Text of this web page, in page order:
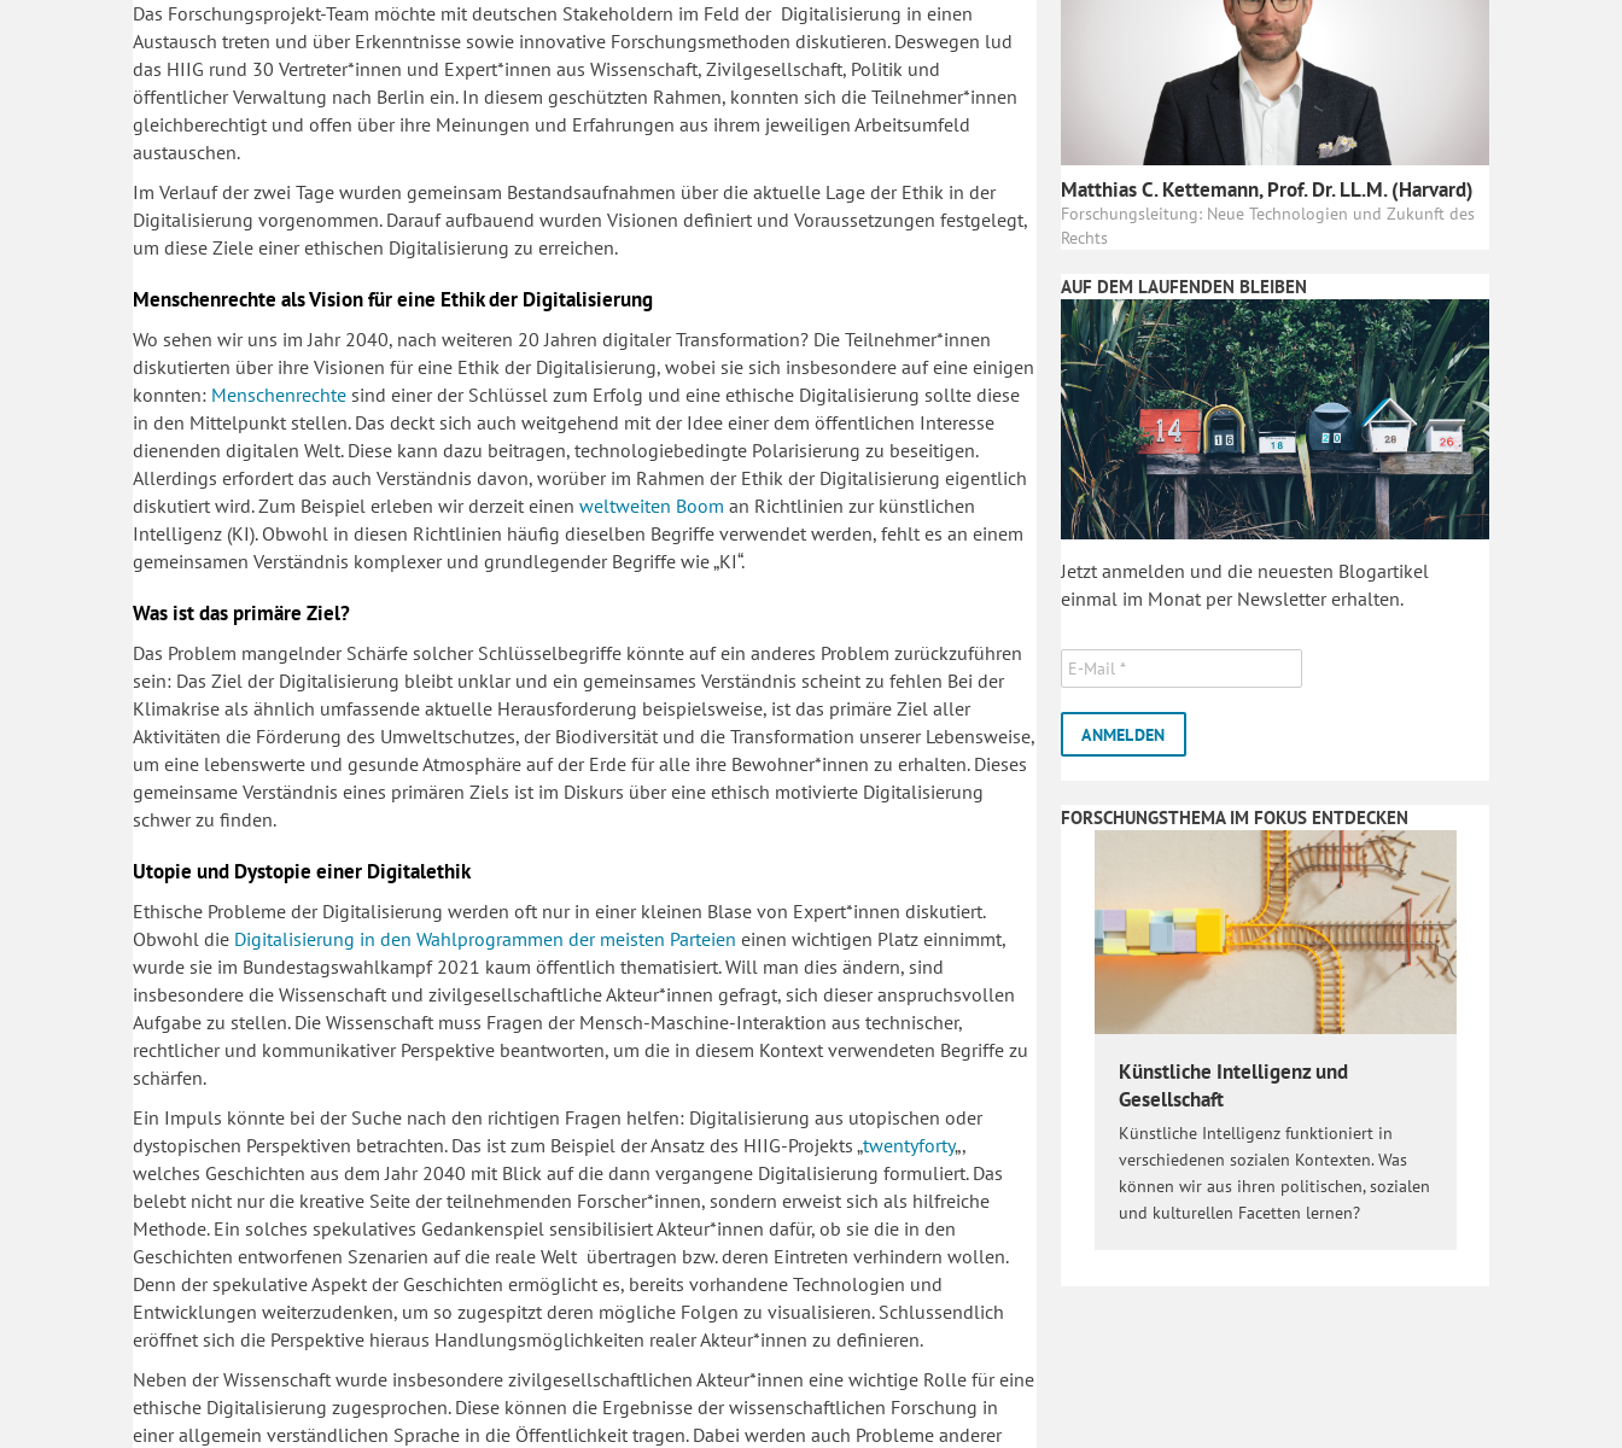
Das Forschungsprojekt-Team möchte mit deutschen Stakeholdern im Feld der Digitalisierung in einen
Austausch treten und über Erkenntnisse sowie innovative Forschungsmethoden diskutieren. Deswegen lud
das HIIG rund 30 Vertreter*innen und Expert*innen aus Wissenschaft, Zivilgesellschaft, Politik und
öffentlicher Verwaltung nach Berlin ein. In diesem geschützten Rahmen, konnten sich die Teilnehmer*innen
gleichberechtigt und offen über ihre Meinungen und Erfahrungen aus ihrem jeweiligen Arbeitsumfeld
austauschen.
Im Verlauf der zwei Tage wurden gemeinsam Bestandsaufnahmen über die aktuelle Lage der Ethik in der
Digitalisierung vorgenommen. Darauf aufbauend wurden Visionen definiert und Voraussetzungen festgelegt,
um diese Ziele einer ethischen Digitalisierung zu erreichen.
Menschenrechte als Vision für eine Ethik der Digitalisierung
Wo sehen wir uns im Jahr 2040, nach weiteren 20 Jahren digitaler Transformation? Die Teilnehmer*innen
diskutierten über ihre Visionen für eine Ethik der Digitalisierung, wobei sie sich insbesondere auf eine einigen
konnten: Menschenrechte sind einer der Schlüssel zum Erfolg und eine ethische Digitalisierung sollte diese
in den Mittelpunkt stellen. Das deckt sich auch weitgehend mit der Idee einer dem öffentlichen Interesse
dienenden digitalen Welt. Diese kann dazu beitragen, technologiebedingte Polarisierung zu beseitigen.
Allerdings erfordert das auch Verständnis davon, worüber im Rahmen der Ethik der Digitalisierung eigentlich
diskutiert wird. Zum Beispiel erleben wir derzeit einen weltweiten Boom an Richtlinien zur künstlichen
Intelligenz (KI). Obwohl in diesen Richtlinien häufig dieselben Begriffe verwendet werden, fehlt es an einem
gemeinsamen Verständnis komplexer und grundlegender Begriffe wie „KI“.
Was ist das primäre Ziel?
Das Problem mangelnder Schärfe solcher Schlüsselbegriffe könnte auf ein anderes Problem zurückzuführen
sein: Das Ziel der Digitalisierung bleibt unklar und ein gemeinsames Verständnis scheint zu fehlen Bei der
Klimakrise als ähnlich umfassende aktuelle Herausforderung beispielsweise, ist das primäre Ziel aller
Aktivitäten die Förderung des Umweltschutzes, der Biodiversität und die Transformation unserer Lebensweise,
um eine lebenswerte und gesunde Atmosphäre auf der Erde für alle ihre Bewohner*innen zu erhalten. Dieses
gemeinsame Verständnis eines primären Ziels ist im Diskurs über eine ethisch motivierte Digitalisierung
schwer zu finden.
Utopie und Dystopie einer Digitalethik
Ethische Probleme der Digitalisierung werden oft nur in einer kleinen Blase von Expert*innen diskutiert.
Obwohl die Digitalisierung in den Wahlprogrammen der meisten Parteien einen wichtigen Platz einnimmt,
wurde sie im Bundestagswahlkampf 2021 kaum öffentlich thematisiert. Will man dies ändern, sind
insbesondere die Wissenschaft und zivilgesellschaftliche Akteur*innen gefragt, sich dieser anspruchsvollen
Aufgabe zu stellen. Die Wissenschaft muss Fragen der Mensch-Maschine-Interaktion aus technischer,
rechtlicher und kommunikativer Perspektive beantworten, um die in diesem Kontext verwendeten Begriffe zu
schärfen.
Ein Impuls könnte bei der Suche nach den richtigen Fragen helfen: Digitalisierung aus utopischen oder
dystopischen Perspektiven betrachten. Das ist zum Beispiel der Ansatz des HIIG-Projekts „twentyforty„,
welches Geschichten aus dem Jahr 2040 mit Blick auf die dann vergangene Digitalisierung formuliert. Das
belebt nicht nur die kreative Seite der teilnehmenden Forscher*innen, sondern erweist sich als hilfreiche
Methode. Ein solches spekulatives Gedankenspiel sensibilisiert Akteur*innen dafür, ob sie die in den
Geschichten entworfenen Szenarien auf die reale Welt übertragen bzw. deren Eintreten verhindern wollen.
Denn der spekulative Aspekt der Geschichten ermöglicht es, bereits vorhandene Technologien und
Entwicklungen weiterzudenken, um so zugespitzt deren mögliche Folgen zu visualisieren. Schlussendlich
eröffnet sich die Perspektive hieraus Handlungsmöglichkeiten realer Akteur*innen zu definieren.
Neben der Wissenschaft wurde insbesondere zivilgesellschaftlichen Akteur*innen eine wichtige Rolle für eine
ethische Digitalisierung zugesprochen. Diese können die Ergebnisse der wissenschaftlichen Forschung in
einer allgemein verständlichen Sprache in die Öffentlichkeit tragen. Dabei werden auch Probleme anderer
Matthias C. Kettemann, Prof. Dr. LL.M. (Harvard)
Forschungsleitung: Neue Technologien und Zukunft des
Rechts
AUF DEM LAUFENDEN BLEIBEN
Jetzt anmelden und die neuesten Blogartikel
einmal im Monat per Newsletter erhalten.
FORSCHUNGSTHEMA IM FOKUS ENTDECKEN
Künstliche Intelligenz und
Gesellschaft
Künstliche Intelligenz funktioniert in
verschiedenen sozialen Kontexten. Was
können wir aus ihren politischen, sozialen
und kulturellen Facetten lernen?